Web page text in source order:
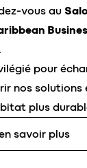
vous au
.
pour
nos solutions
plus
savoir plus